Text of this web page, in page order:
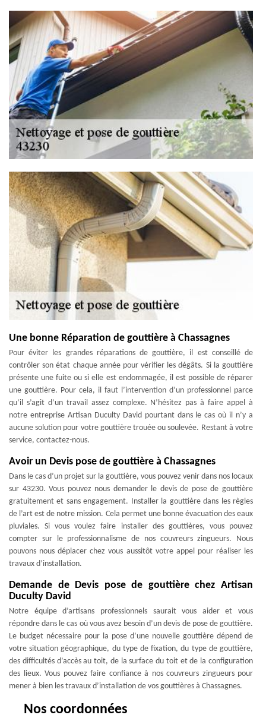
Une bonne Réparation de gouttière à Chassagnes
Pour éviter les grandes réparations de gouttière, il est conseillé de
contrôler son état chaque année pour vérifier les dégâts. Si la gouttière
présente une fuite ou si elle est endommagée, il est possible de réparer
une gouttière. Pour cela, il faut l’intervention d’un professionnel parce
qu’il s’agit d’un travail assez complexe. N’hésitez pas à faire appel à
notre entreprise Artisan Duculty David pourtant dans le cas où il n’y a
aucune solution pour votre gouttière trouée ou soulevée. Restant à votre
service, contactez-nous.
Avoir un Devis pose de gouttière à Chassagnes
Dans le cas d’un projet sur la gouttière, vous pouvez venir dans nos locaux
sur 43230. Vous pouvez nous demander le devis de pose de gouttière
gratuitement et sans engagement. Installer la gouttière dans les règles
de l’art est de notre mission. Cela permet une bonne évacuation des eaux
pluviales. Si vous voulez faire installer des gouttières, vous pouvez
compter sur le professionnalisme de nos couvreurs zingueurs. Nous
pouvons nous déplacer chez vous aussitôt votre appel pour réaliser les
travaux d’installation.
Demande de Devis pose de gouttière chez Artisan
Duculty David
Notre équipe d’artisans professionnels saurait vous aider et vous
répondre dans le cas où vous avez besoin d’un devis de pose de gouttière.
Le budget nécessaire pour la pose d’une nouvelle gouttière dépend de
votre situation géographique, du type de fixation, du type de gouttière,
des difficultés d’accès au toit, de la surface du toit et de la configuration
des lieux. Vous pouvez faire confiance à nos couvreurs zingueurs pour
mener à bien les travaux d’installation de vos gouttières à Chassagnes.
Nos coordonnées